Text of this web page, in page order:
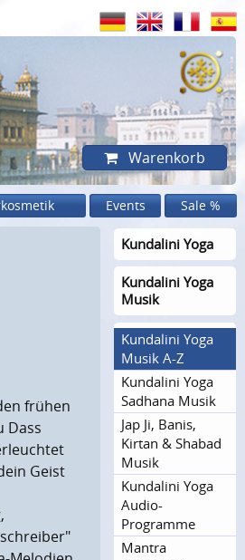
Warenkorb
Events Sale %
frühen
Dass
Geist
Kundalini Yoga
Kundalini Yoga
Musik
Kundalini Yoga
Musik A-Z
Kundalini Yoga
Sadhana Musik
Jap Ji, Banis,
Kirtan & Shabad
Musik
Kundalini Yoga
Audio-
Programme
Mantra